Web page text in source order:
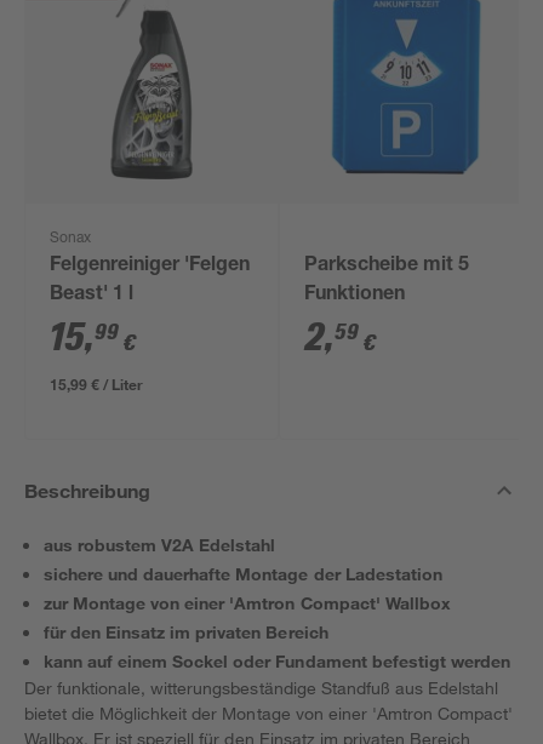
Sonax
Felgenreiniger 'Felgen
Beast' 1 l
15,99 €
15,99 € / Liter
Parkscheibe mit 5
Funktionen
2,59 €
Beschreibung
aus robustem V2A Edelstahl
sichere und dauerhafte Montage der Ladestation
zur Montage von einer 'Amtron Compact' Wallbox
für den Einsatz im privaten Bereich
kann auf einem Sockel oder Fundament befestigt werden
Der funktionale, witterungsbeständige Standfuß aus Edelstahl
bietet die Möglichkeit der Montage von einer 'Amtron Compact'
Wallbox. Er ist speziell für den Einsatz im privaten Bereich